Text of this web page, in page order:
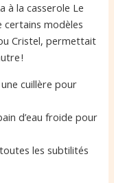
à la casserole Le
certains modèles
Cristel, permettait
!
cuillère pour
d’eau froide pour
les subtilités